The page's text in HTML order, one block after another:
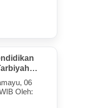
Anak-
IV)
06
Oleh: